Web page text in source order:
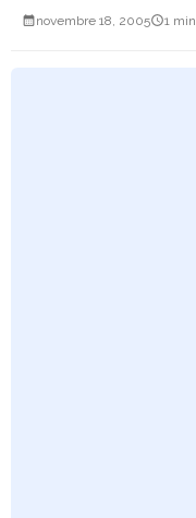
novembre 18, 2005 1